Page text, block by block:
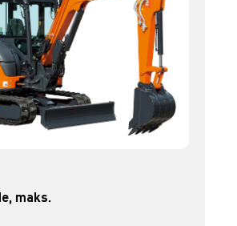
maks.